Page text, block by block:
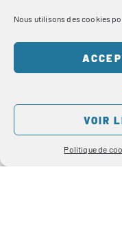
Nous utilisons des cookies
VOIR
Politique de
Re(vivre) la